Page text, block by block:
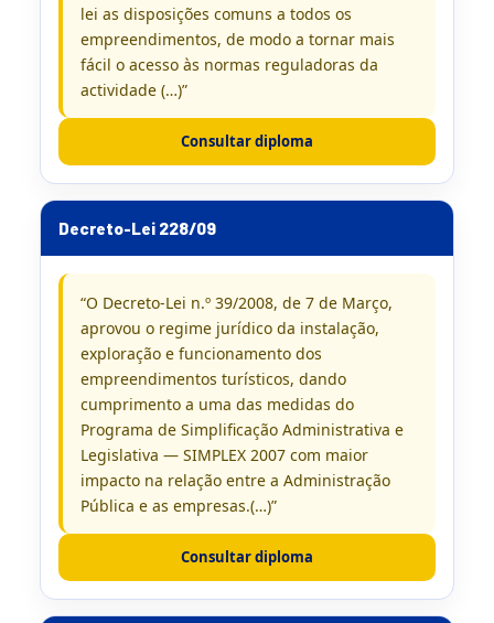
lei as disposições comuns a todos os
empreendimentos, de modo a tornar mais
fácil o acesso às normas reguladoras da
actividade (…)”
Consultar diploma
Decreto-Lei 228/09
“O Decreto-Lei n.º 39/2008, de 7 de Março,
aprovou o regime jurídico da instalação,
exploração e funcionamento dos
empreendimentos turísticos, dando
cumprimento a uma das medidas do
Programa de Simplificação Administrativa e
Legislativa — SIMPLEX 2007 com maior
impacto na relação entre a Administração
Pública e as empresas.(…)”
Consultar diploma